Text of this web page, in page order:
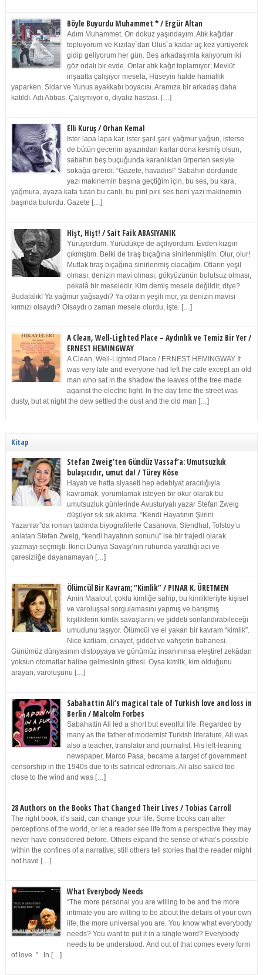
Böyle Buyurdu Muhammet * / Ergür Altan
Adım Muhammet. On dokuz yaşındayım. Atık kağıtlar
topluyorum ve Kızılay`dan Ulus`a kadar üç kez yürüyerek
gidip geliyorum her gün. Beş arkadaşımla kalıyorum iki
göz odalı bir evde. Onlar atık kağıt toplamıyor; Mevlüt
inşaatta çalışıyor mesela, Hüseyin halde hamallık
yaparken, Sidar ve Yunus ayakkabı boyacısı. Aramıza bir arkadaş daha
katıldı. Adı Abbas. Çalışmıyor o, diyaliz hastası. […]
Elli Kuruş / Orhan Kemal
İster lapa lapa kar, ister şarıl şarıl yağmur yağsın, isterse
de bütün gecenin ayazından karlar dona kesmiş olsun,
sabahın beş buçuğunda karanlıkları ürperten sesiyle
sokağa girerdi: “Gazete, havadiis!” Sabahın dördünde
yazı makinemin başına geçtiğim için, bu ses, bu kara,
yağmura, ayaza kafa tutan bu canlı, bu pırıl pırıl ses beni yazı makinemin
başında bulurdu. Gazete […]
Hişt, Hişt! / Sait Faik ABASIYANIK
Yürüyordum. Yürüdükçe de açılıyordum. Evden kızgın
çıkmıştım. Belki de tıraş bıçağına sinirlenmiştim. Olur, olur!
Mutlak tıraş bıçağına sinirlenmiş olacağım. Otların yeşil
olması, denizin mavi olması, gökyüzünün bulutsuz olması,
pekalâ bir meseledir. Kim demiş mesele değildir, diye?
Budalalık! Ya yağmur yağsaydı? Ya otların yeşili mor, ya denizin mavisi
kırmızı olsaydı? Olsaydı o zaman mesele olurdu, işte. […]
A Clean, Well-Lighted Place – Aydınlık ve Temiz Bir Yer /
ERNEST HEMINGWAY
A Clean, Well-Lighted Place / ERNEST HEMINGWAY It
was very late and everyone had left the cafe except an old
man who sat in the shadow the leaves of the tree made
against the electric light. In the day time the street was
dusty, but at night the dew settled the dust and the old man […]
Kitap
Stefan Zweig’ten Gündüz Vassaf’a: Umutsuzluk
bulaşıcıdır, umut da! / Türey Köse
Hayatı ve hatta siyaseti hep edebiyat aracılığıyla
kavramak, yorumlamak isteyen bir okur olarak bu
umutsuzluk günlerinde Avusturyalı yazar Stefan Zweig
düşüyor sık sık aklıma. “Kendi Hayatının Şiirini
Yazanlar”da roman tadında biyografilerle Casanova, Stendhal, Tolstoy’u
anlatan Stefan Zweig, “kendi hayatının sonunu” ise bir trajedi olarak
yazmayı seçmişti. İkinci Dünya Savaşı’nın ruhunda yarattığı acı ve
çaresizliğe dayanamayan […]
Ölümcül Bir Kavram; “Kimlik” / PINAR K. ÜRETMEN
Amin Maalouf, çoklu kimliğe sahip, bu kimlikleriyle kişisel
ve varoluşsal sorgulamasını yapmış ve barışmış
kişiliklerin kimlik savaşlarını ve şiddeti sonlandırabileceği
umudunu taşıyor. Ölümcül ve el yakan bir kavram “kimlik”.
Nice katliam, cinayet, şiddet ve vahşetin bahanesi.
Günümüz dünyasının distopyaya ve günümüz insanınınsa eleştirel zekâdan
yoksun otomatlar haline gelmesinin şifresi. Oysa kimlik, kim olduğunu
arayan, varoluşunu […]
Sabahattin Ali’s magical tale of Turkish love and loss in
Berlin / Malcolm Forbes
Sabahattin Ali led a short but eventful life. Regarded by
many as the father of modernist Turkish literature, Ali was
also a teacher, translator and journalist. His left-leaning
newspaper, Marco Pasa, became a target of government
censorship in the 1940s due to its satirical editorials. Ali also sailed too
close to the wind and was […]
28 Authors on the Books That Changed Their Lives / Tobias Carroll
The right book, it’s said, can change your life. Some books can alter
perceptions of the world, or let a reader see life from a perspective they may
never have considered before. Others expand the sense of what’s possible
within the confines of a narrative; still others tell stories that the reader might
not have […]
What Everybody Needs
“The more personal you are willing to be and the more
intimate you are willing to be about the details of your own
life, the more universal you are. You know what everybody
needs? You want to put it in a single word? Everybody
needs to be understood. And out of that comes every form
of love. ” In […]